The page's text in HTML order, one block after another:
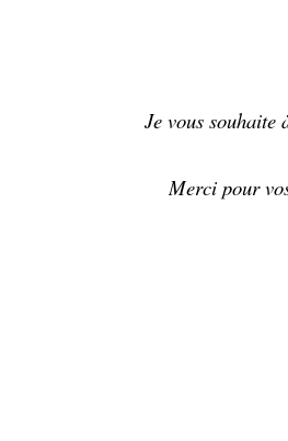
Je vous souhaite
Merci pour